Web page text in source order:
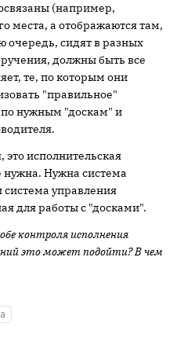
(например,
места, а отображаются там,
очередь, сидят в разных
должны быть все
те, по которым они
"правильное"
нужным "доскам" и
это исполнительская
нужна. Нужна система
управления
для работы с "досками".
контроля исполнения
это может подойти? В чем